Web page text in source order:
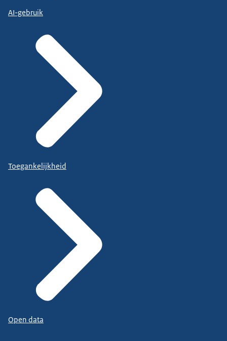
AI-gebruik
Toegankelijkheid
Open data